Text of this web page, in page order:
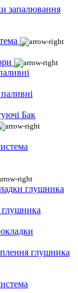
запалювання
Бак
глушника
глушника
глушника